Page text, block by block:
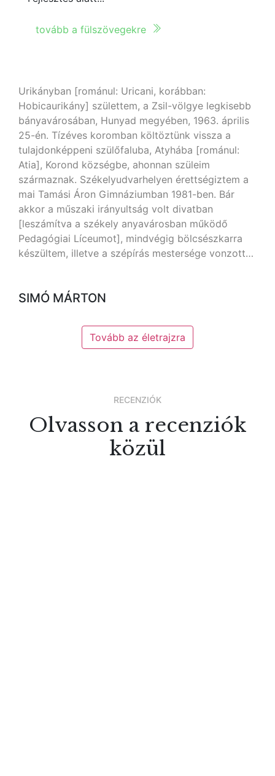
tovább a fülszövegekre
Urikányban [románul: Uricani, korábban:
Hobicaurikány] születtem, a Zsil-völgye legkisebb
bányavárosában, Hunyad megyében, 1963. április
25-én. Tízéves koromban költöztünk vissza a
tulajdonképpeni szülőfaluba, Atyhába [románul:
Atia], Korond községbe, ahonnan szüleim
származnak. Székelyudvarhelyen érettségiztem a
mai Tamási Áron Gimnáziumban 1981-ben. Bár
akkor a műszaki irányultság volt divatban
[leszámítva a székely anyavárosban működő
Pedagógiai Líceumot], mindvégig bölcsészkarra
készültem, illetve a szépírás mestersége vonzott…
SIMÓ MÁRTON
Tovább az életrajzra
RECENZIÓK
Olvasson a recenziók
közül